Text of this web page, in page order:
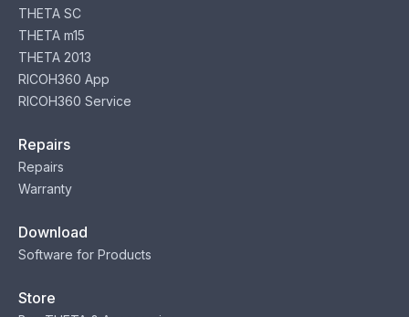
THETA SC
THETA m15
THETA 2013
RICOH360 App
RICOH360 Service
Repairs
Repairs
Warranty
Download
Software for Products
Store